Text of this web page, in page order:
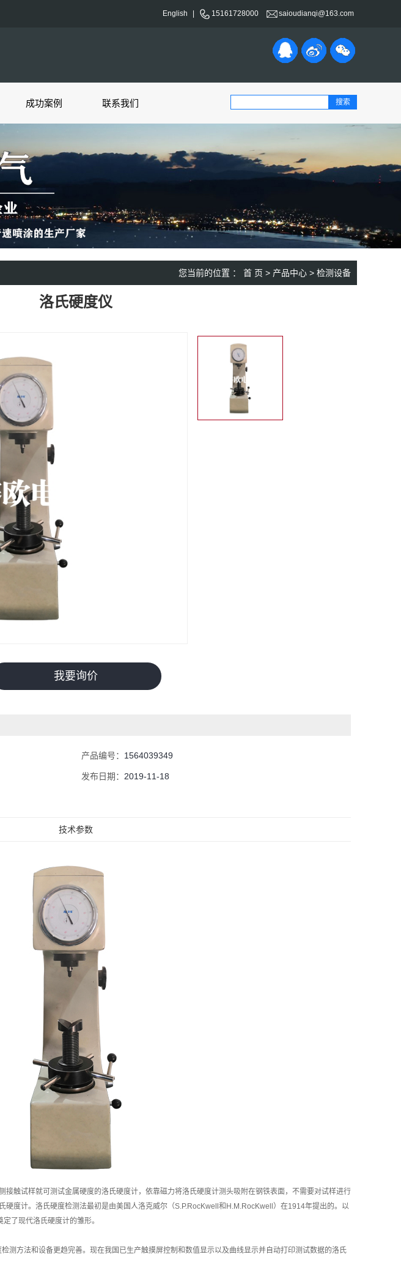
English 15161728000 saioudianqi@163.com
成功案例 联系我们
您当前的位置 ： 首 页 > 产品中心 > 检测设备
洛氏硬度仪
我要询价
产品编号： 1564039349
发布日期：2019-11-18
技术参数
触试样就可测试金属硬度的洛氏硬度计，依靠磁力将洛氏硬度计测头吸附在钢铁表面，不需要对试样进行
硬度计。洛氏硬度检测法最初是由美国人洛克威尔（S.P.RocKwell和H.M.RocKwell）在1914年提出的。以
了现代洛氏硬度计的雏形。
测方法和设备更趋完善。现在我国已生产触摸屏控制和数值显示以及曲线显示并自动打印测试数据的洛氏